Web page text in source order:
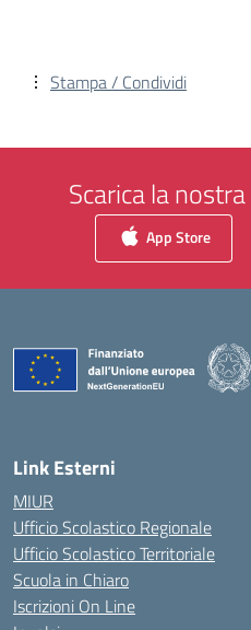
Stampa / Condividi
Scarica la
App Store
Link Esterni
MIUR
Ufficio Scolastico Regionale
Ufficio Scolastico Territoriale
Scuola in Chiaro
Iscrizioni On Line